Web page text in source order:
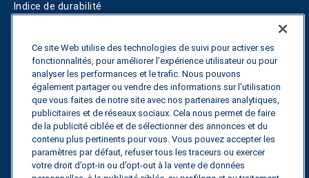
Indice de durabilité
Guides
Fuel Savings Calculator
Calculateur d'optimisation des transports
Suivi des tarifs
Ce site Web utilise des technologies de suivi pour activer ses
fonctionnalités, pour améliorer l’expérience utilisateur ou pour
analyser les performances et le trafic. Nous pouvons
également partager ou vendre des informations sur l’utilisation
que vous faites de notre site avec nos partenaires analytiques,
publicitaires et de réseaux sociaux. Cela nous permet de faire
de la publicité ciblée et de sélectionner des annonces et du
contenu plus pertinents pour vous. Vous pouvez accepter les
paramètres par défaut, refuser tous les traceurs ou exercer
votre droit d’opt-in ou d’opt-out à la vente de données